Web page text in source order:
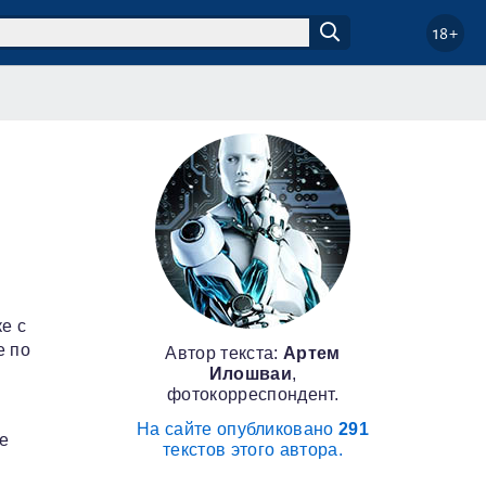
18+
с
по
Автор текста: Артем
Илошваи,
фотокорреспондент.
На сайте опубликовано291
текстов этого автора.